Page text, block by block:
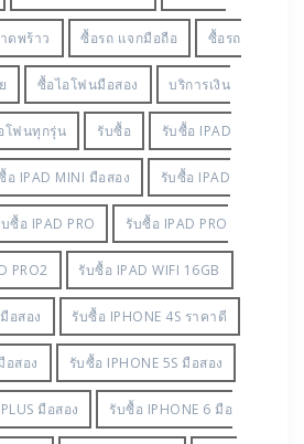
ดพร้าว ซื้อรถ แจกมือถือ ซื้อรถ
ซื้อไอโฟนมือสอง บริการเงิน
โฟนทุกรุ่น รับซื้อ รับซื้อ IPAD
อ IPAD MINI มือสอง รับซื้อ IPAD
ซื้อ IPAD PRO รับซื้อ IPAD PRO
PRO2 รับซื้อ IPAD WIFI 16GB
อสอง รับซื้อ IPHONE 4S ราคาดี
อสอง รับซื้อ IPHONE 5S มือสอง
มือสอง รับซื้อ IPHONE 6 มือ